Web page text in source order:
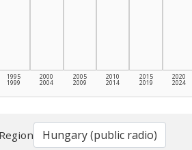
1995
1999
2000
2004
2005
2009
2010
2014
2015
2019
2020
2024
Region